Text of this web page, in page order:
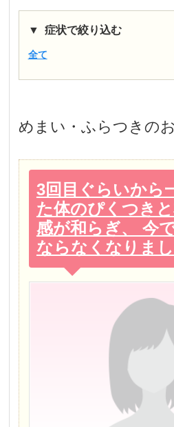
症状で絞り込む
全て
めまい・ふらつきの
3回目ぐらいから
た体のぴくつき
感が和らぎ、 今
ならなくなりまし